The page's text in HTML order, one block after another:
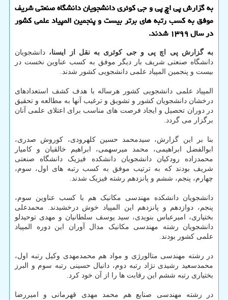
به گزارش پی اچ پی و جی کوئری دانشجویان دانشگاه صنعتی شریف
موفق به کسب رتبه های برتر بیست و پنجمین المپیاد علمی کشور
در سال ۱۳۹۹ شدند.
به گزارش پی اچ پی و جی کوئری به نقل از ایسنا، دانشجویان
دانشگاه صنعتی شریف بار دیگر موفق به کسب عناوین نخست در
بیست و پنجمین المپیاد علمی دانشجویی کشور شدند.
المپیاد علمی دانشجویی کشور هرساله با هدف کشف استعدادهای
درخشان دانشجویان کشور و تشویق و ترغیب آنها به مطالعه و تحقیق
در دوران تحصیل و ایجاد فرصت های مناسب برای اعتلای علمی آنان
برگزار می گردد.
بنا بر این گزارش، سیدمحمد حسین کلهرودی، کوروش صدری،
ابوالفضل ابراهیمی، محمد میرسهمی، ابراهیم خالقیان و کامیار
محمدزاده رودکیان دانشجویان دانشکده فیزیک دانشگاه صنعتی
شریف بودند که به ترتیب موفق به کسب رتبه های اول، سوم،
چهارم، پنجم، ششم و پانزدهم رشته فیزیک شدند.
دانشجویان دانشکده مهندسی مکانیک هم با کسب عناوین سوم،
پنجم، دوازدهم و پانزدهم این المپیاد خوش درخشیدند. محمدعلی
بختیاری، امیرعباس بنویدی، سید یوسف سلطانیان و مهدی توحیدلو
دانشجویان رشته مهندسی مکانیک مدال آوران این دوره المپیاد
علمی کشور بودند.
در رشته مهندسی متالورژی و مواد هم محمدمهدی وکیل رتبه اول،
محمدسعید رشیدی نژاد رتبه دوم، دانیال حسینی رتبه سوم و البرز
بختیاری رتبه ششم این رقابت ها را از آن خود کرد.
در رشته مهندسی صنایع هم محمد مهدی قهرمانی و امیررضا